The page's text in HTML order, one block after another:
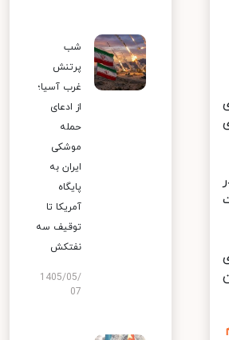
شب
پرتنش
غرب آسیا؛
از ادعای
حمله
موشکی
ایران به
پایگاه
آمریکا تا
توقیف سه
نفتکش
1405/05/
07